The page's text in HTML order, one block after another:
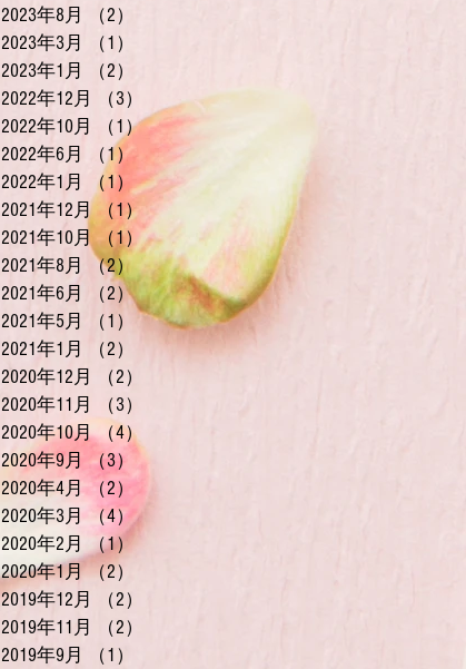
2023年8月
（2）
2023年3月
（1）
2023年1月
（2）
2022年12月
（3）
3件の記事
2022年10月
（1）1件の記事
2022年6月
（1）1件の記事
2022年1月
（1） 1件の記事
2021年12月 （1） 1件の記事
2021年10月
（1）1件の記事
2021年8月
（2） 2件の記事
2021年6月
（2） 2件の記事
2021年5月
（1）
1件の記事
2021年1月
（2）
2件の記事
2020年12月
（2）
2020年11月
（3）
2020年10月 （4）
2020年9月 （3）
3件の記事
2020年4月 （2）
2020年3月
（4）4件の記事
2020年2月
（1）1件の記事
2020年1月 （2）
2019年12月
（2）
2019年11月
（2）
2019年9月
（1）